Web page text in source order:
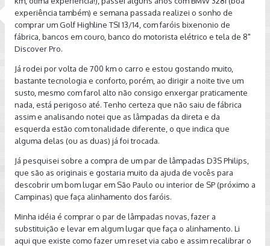
experiência também) e semana passada realizei o sonho de
comprar um Golf Highline TSI 13/14, com faróis bixenonio de
fábrica, bancos em couro, banco do motorista elétrico e tela de 8"
Discover Pro.
Já rodei por volta de 700 km o carro e estou gostando muito,
bastante tecnologia e conforto, porém, ao dirigir a noite tive um
susto, mesmo com farol alto não consigo enxergar praticamente
nada, está perigoso até. Tenho certeza que não saiu de fábrica
assim e analisando notei que as lâmpadas da direta e da
esquerda estão com tonalidade diferente, o que indica que
alguma delas (ou as duas) já foi trocada.
Já pesquisei sobre a compra de um par de lâmpadas D3S Philips,
que são as originais e gostaria muito da ajuda de vocês para
descobrir um bom lugar em São Paulo ou interior de SP (próximo a
Campinas) que faça alinhamento dos faróis.
Minha idéia é comprar o par de lâmpadas novas, fazer a
substituição e levar em algum lugar que faça o alinhamento. Li
aqui que existe como fazer um reset via cabo e assim recalibrar o